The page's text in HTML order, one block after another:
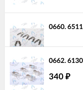
0660.
0662.
340 ₽